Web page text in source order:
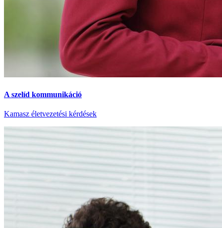
A szelíd kommunikáció
Kamasz életvezetési kérdések